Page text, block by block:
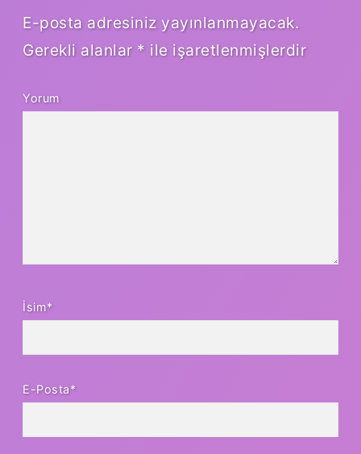
E-posta adresiniz yayınlanmayacak.
Gerekli alanlar * ile işaretlenmişlerdir
Yorum
İsim*
E-Posta*